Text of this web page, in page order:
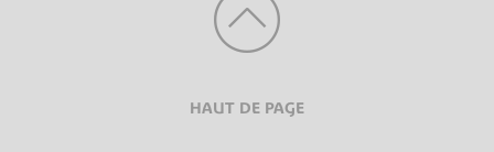
HAUT DE PAGE